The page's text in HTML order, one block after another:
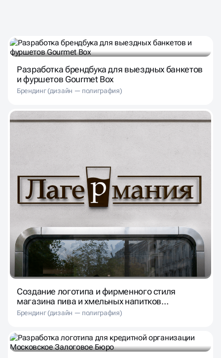
Разработка брендбука для выездных банкетов
и фуршетов Gourmet Box
Брендинг (дизайн — полиграфия)
Создание логотипа и фирменного стиля
магазина пива и хмельных напитков
«Лагермания»
Брендинг (дизайн — полиграфия)